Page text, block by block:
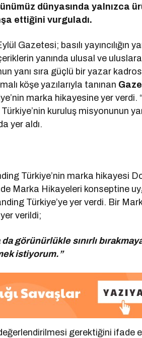
dünyasında yalnızca
ettiğini vurguladı.
basılı yayıncılığın
yanında ulusal ve
yanı sıra güçlü bir yazar
köşe yazılarıyla tanınan
marka hikayesine yer verdi.
kuruluş misyonunun
yer aldı.
Türkiye’nin marka hikayesi
Marka Hikayeleri konseptine
Türkiye’ye yer verdi. Bir
verildi;
görünürlükle sınırlı
istiyorum.”
gerektiğini ifade